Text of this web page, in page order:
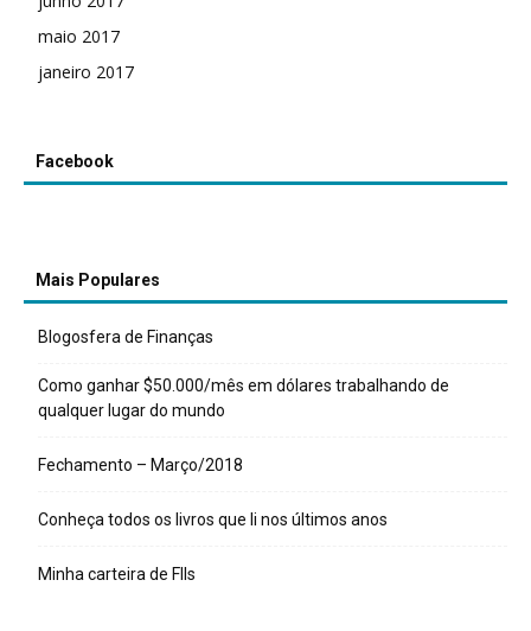
maio 2017
janeiro 2017
Facebook
Mais Populares
Blogosfera de Finanças
Como ganhar $50.000/mês em dólares trabalhando de
qualquer lugar do mundo
Fechamento – Março/2018
Conheça todos os livros que li nos últimos anos
Minha carteira de FIIs